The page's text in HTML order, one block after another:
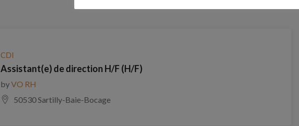
CDI
Assistant(e) de direction H/F (H/F)
byVO RH
50530 Sartilly-Baie-Bocage